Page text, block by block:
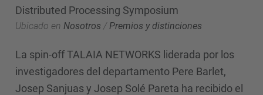
Distributed Processing Symposium
Ubicado en Nosotros /Premios y distinciones
La spin-off TALAIA NETWORKS liderada por los
investigadores del departamento Pere Barlet,
Josep Sanjuas y Josep Solé Pareta ha recibido el